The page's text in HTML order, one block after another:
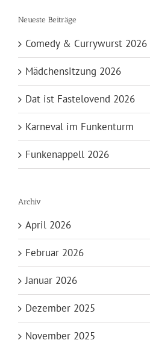
Neueste Beiträge
Comedy & Currywurst 2026
Mädchensitzung 2026
Dat ist Fastelovend 2026
Karneval im Funkenturm
Funkenappell 2026
Archiv
April 2026
Februar 2026
Januar 2026
Dezember 2025
November 2025